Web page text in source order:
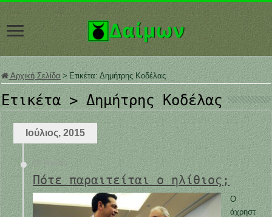
Αρχική Σελίδα > Ετικέτα:Δημήτρης Κοδέλας
Ετικέτα >Δημήτρης Κοδέλας
Ιούλιος, 2015
22 Ιουλίου
Πότε παραιτείται ο ηλίθιος;
Ο
άχρηστ